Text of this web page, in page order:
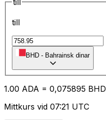
till
BHD - Bahrainsk dinar
1.00 ADA = 0,075895 BHD
Mittkurs vid 07:21 UTC